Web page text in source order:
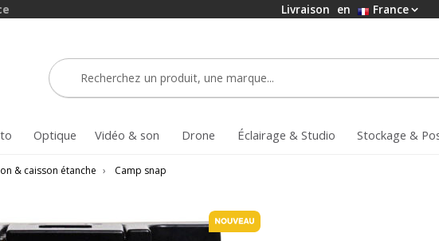
Livraison en France
Optique Vidéo & son Drone Éclairage & Studio Stockage &
& caisson étanche › Camp snap